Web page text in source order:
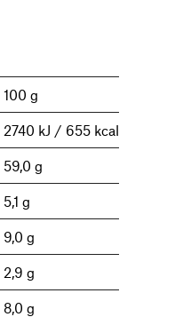
100 g
2740 kJ / 655 kcal
59,0 g
5,1 g
9,0 g
2,9 g
8,0 g